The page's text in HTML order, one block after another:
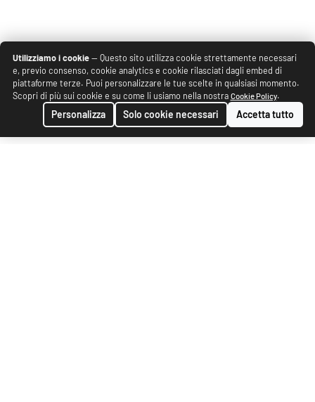
Utilizziamo i cookie— Questo sito utilizza cookie strettamente necessari
e, previo consenso, cookie analytics e cookie rilasciati dagli embed di
piattaforme terze. Puoi personalizzare le tue scelte in qualsiasi momento.
Scopri di più sui cookie e su come li usiamo nella nostra Cookie Policy.
Personalizza Solo cookie necessari Accetta tutto